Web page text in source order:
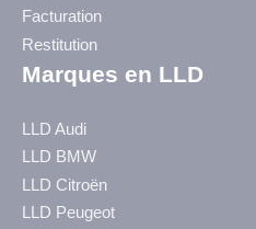
Facturation
Restitution
Marques en LLD
LLD Audi
LLD BMW
LLD Citroën
LLD Peugeot